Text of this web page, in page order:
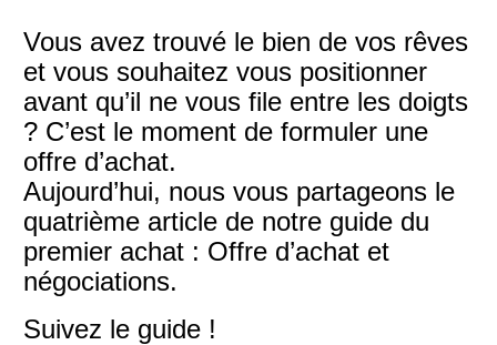
Vous avez trouvé le bien de vos rêves
et vous souhaitez vous positionner
avant qu’il ne vous file entre les doigts
? C’est le moment de formuler une
offre d’achat.
Aujourd’hui, nous vous partageons le
quatrième article de notre guide du
premier achat : Offre d’achat et
négociations.
Suivez le guide !